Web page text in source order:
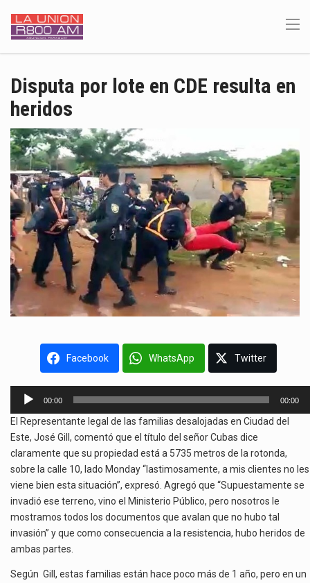
Disputa por lote en CDE resulta en
heridos
Facebook WhatsApp Twitter
Reproductor
audio
00:00 00:00
El Representante legal de las familias desalojadas en Ciudad del
Este, José Gill, comentó que el título del señor Cubas dice
claramente que su propiedad está a 5735 metros de la rotonda,
sobre la calle 10, lado Monday “lastimosamente, a mis clientes no les
viene bien esta situación”, expresó. Agregó que “Supuestamente se
invadió ese terreno, vino el Ministerio Público, pero nosotros le
mostramos todos los documentos que avalan que no hubo tal
invasión” y que como consecuencia a la resistencia, hubo heridos de
ambas partes.
Según Gill, estas familias están hace poco más de 1 año, pero en un